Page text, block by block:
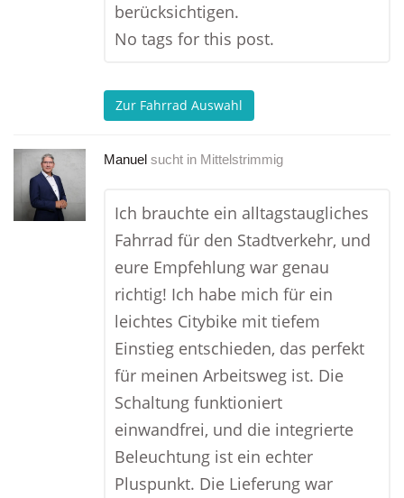
berücksichtigen.
No tags for this post.
Zur Fahrrad Auswahl
Manuel sucht in Mittelstrimmig
Ich brauchte ein alltagstaugliches
Fahrrad für den Stadtverkehr, und
eure Empfehlung war genau
richtig! Ich habe mich für ein
leichtes Citybike mit tiefem
Einstieg entschieden, das perfekt
für meinen Arbeitsweg ist. Die
Schaltung funktioniert
einwandfrei, und die integrierte
Beleuchtung ist ein echter
Pluspunkt. Die Lieferung war